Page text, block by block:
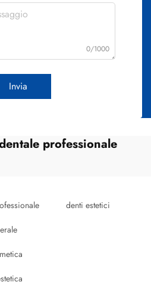
0/1000
Invia
professionale
denti estetici